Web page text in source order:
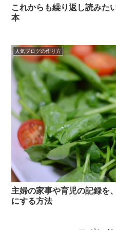
これからも繰り返し読みた
本
人気ブログの作り方
主婦の家事や育児の記録を
にする方法